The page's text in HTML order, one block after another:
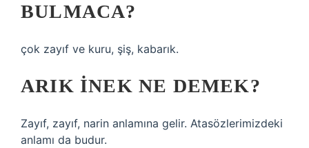
BULMACA?
çok zayıf ve kuru, şiş, kabarık.
ARIK INEK NE DEMEK?
Zayıf, zayıf, narin anlamına gelir. Atasözlerimizdeki
anlamı da budur.